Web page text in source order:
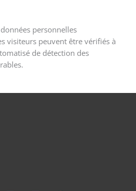
personnelles
visiteurs peuvent être vérifiés à
de détection des